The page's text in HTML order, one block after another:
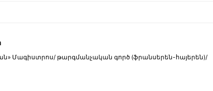
Մագիստրոս/ թարգմանչական գործ (ֆրանսերեն-հայերեն)/